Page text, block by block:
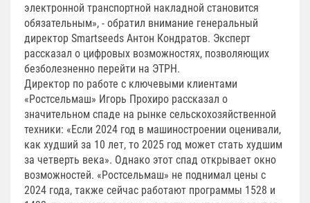
электронной транспортной накладной становится
обязательным», - обратил внимание генеральный
директор Smartseeds Антон Кондратов. Эксперт
рассказал о цифровых возможностях, позволяющих
безболезненно перейти на ЭТРН.
Директор по работе с ключевыми клиентами
«Ростсельмаш» Игорь Прохиро рассказал о
значительном спаде на рынке сельскохозяйственной
техники: «Если 2024 год в машиностроении оценивали,
как худший за 10 лет, то 2025 год может стать худшим
за четверть века». Однако этот спад открывает окно
возможностей. «Ростсельмаш» не поднимал цены с
2024 года, также сейчас работают программы 1528 и